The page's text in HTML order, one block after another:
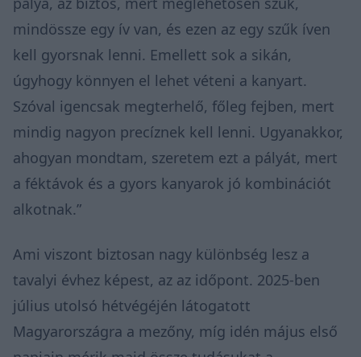
mindössze egy ív van, és ezen az egy szűk íven
kell gyorsnak lenni. Emellett sok a sikán,
úgyhogy könnyen el lehet véteni a kanyart.
Szóval igencsak megterhelő, főleg fejben, mert
mindig nagyon precíznek kell lenni. Ugyanakkor,
ahogyan mondtam, szeretem ezt a pályát, mert
a féktávok és a gyors kanyarok jó kombinációt
alkotnak.”
Ami viszont biztosan nagy különbség lesz a
tavalyi évhez képest, az az időpont. 2025-ben
július utolsó hétvégéjén látogatott
Magyarországra a mezőny, míg idén május első